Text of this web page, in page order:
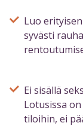
Luo
syvästi
Ei sisällä
Lotusissa
tiloihin, ei